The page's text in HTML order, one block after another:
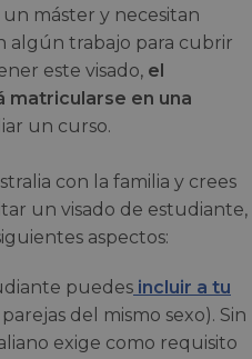
un máster y necesitan
algún trabajo para cubrir
este visado, el
matricularse en una
un curso.
con la familia y crees
un visado de estudiante,
aspectos:
puedes incluir a tu
del mismo sexo). Sin
exige como requisito